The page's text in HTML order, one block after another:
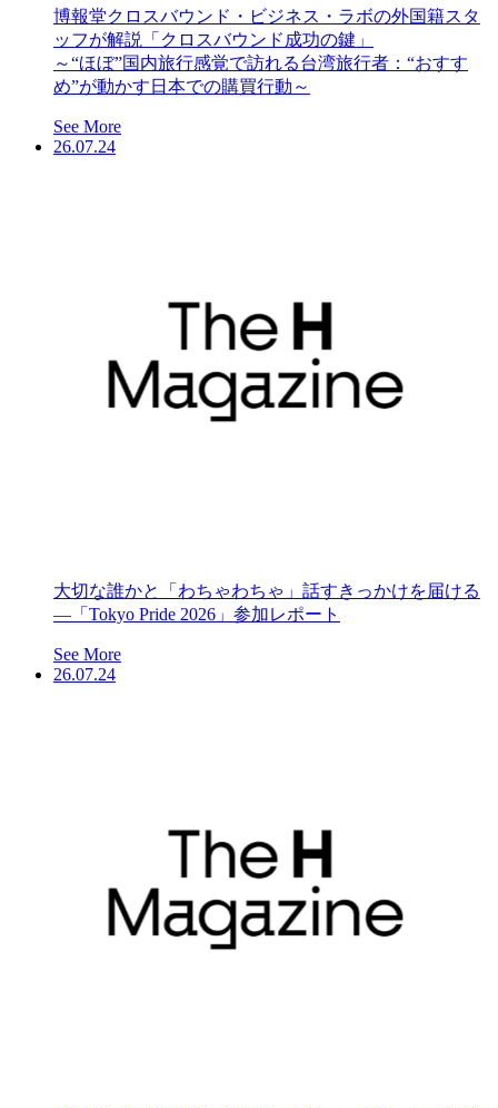
博報堂クロスバウンド・ビジネス・ラボの外国籍スタ
ッフが解説「クロスバウンド成功の鍵」
～“ほぼ”国内旅行感覚で訪れる台湾旅行者：“おすす
め”が動かす日本での購買行動～
See More
26.07.24
大切な誰かと「わちゃわちゃ」話すきっかけを届ける
―「Tokyo Pride 2026」参加レポート
See More
26.07.24